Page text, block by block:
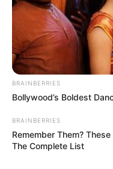
Não. O incentivo
Nacional de Saúde é para
BRAINBERRIES
Bollywood’s Boldest
BRAINBERRIES
Remember Them?
The Complete List